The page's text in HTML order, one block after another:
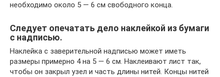
необходимо около 5 — 6 см свободного конца.
Следует опечатать дело наклейкой из бумаги
с надписью.
Наклейка с заверительной надписью может иметь
размеры примерно 4 на 5 — 6 см. Наклеивают лист так,
чтобы он закрыл узел и часть длины нитей. Концы нитей